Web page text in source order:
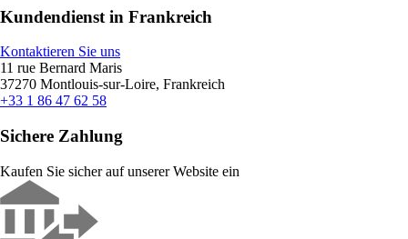
Kundendienst in Frankreich
Kontaktieren Sie uns
11 rue Bernard Maris
37270 Montlouis-sur-Loire, Frankreich
+33 1 86 47 62 58
Sichere Zahlung
Kaufen Sie sicher auf unserer Website ein